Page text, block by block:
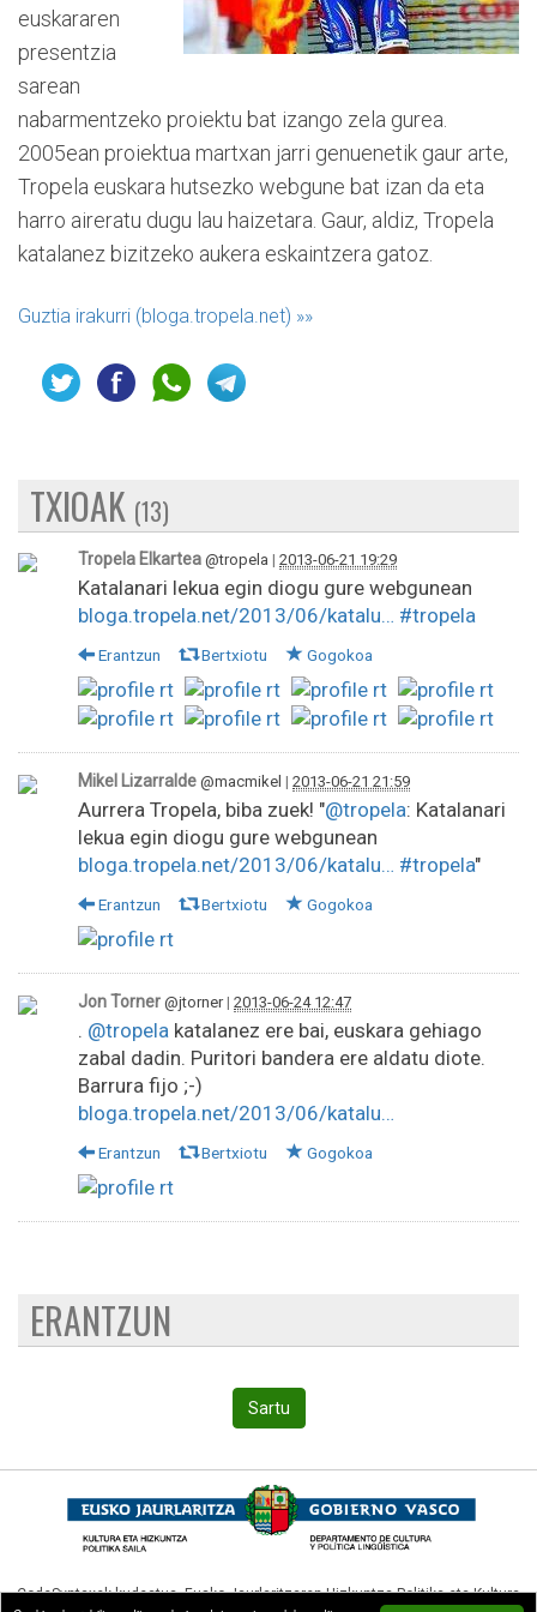
euskararen
presentzia
sarean
nabarmentzeko proiektu bat izango zela gurea.
2005ean proiektua martxan jarri genuenetik gaur arte,
Tropela euskara hutsezko webgune bat izan da eta
harro aireratu dugu lau haizetara. Gaur, aldiz, Tropela
katalanez bizitzeko aukera eskaintzera gatoz.
Guztia irakurri (bloga.tropela.net) »»
TXIOAK (13)
Tropela Elkartea @tropela | 2013-06-21 19:29
Katalanari lekua egin diogu gure webgunean
bloga.tropela.net/2013/06/katalu… #tropela
Erantzun Bertxiotu Gogokoa
Mikel Lizarralde @macmikel | 2013-06-21 21:59
Aurrera Tropela, biba zuek! "@tropela: Katalanari
lekua egin diogu gure webgunean
bloga.tropela.net/2013/06/katalu… #tropela"
Erantzun Bertxiotu Gogokoa
Jon Torner @jtorner| 2013-06-24 12:47
. @tropela katalanez ere bai, euskara gehiago
zabal dadin. Puritori bandera ere aldatu diote.
Barrura fijo ;-)
bloga.tropela.net/2013/06/katalu…
Erantzun Bertxiotu Gogokoa
ERANTZUN
Sartu
CodeSyntaxek kudeatua,Eusko Jaurlaritzaren Hizkuntza Politika eta Kultura